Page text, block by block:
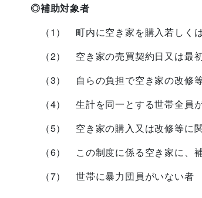
◎補助対象者
（1） 町内に空き家を購入若しく
（2） 空き家の売買契約日又は最
（3） 自らの負担で空き家の改修
（4） 生計を同一とする世帯全員
（5） 空き家の購入又は改修等に
（6） この制度に係る空き家に、
（7） 世帯に暴力団員がいない者